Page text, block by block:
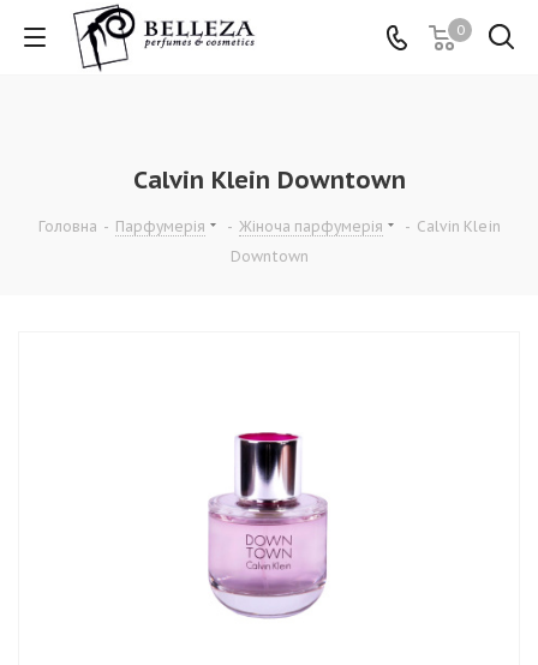
0
Calvin Klein Downtown
Головна - Парфумерія - Жіноча парфумерія - Calvin Klein
Downtown